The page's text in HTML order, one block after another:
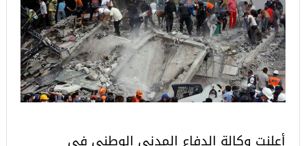
أعلنت وكالة الدفاع المدني الوطني في